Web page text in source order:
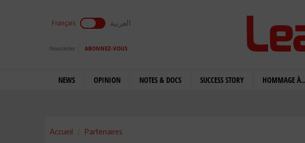
Français العربية
Newsletter ABONNEZ-VOUS
NEWS OPINION NOTES & DOCS SUCCESS STORY HOMMAGE À..
Accueil Partenaires